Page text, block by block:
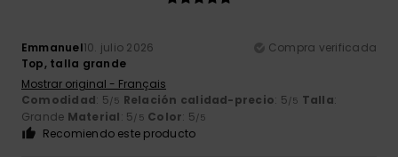
Emmanuel10. julio 2026
Compra verificada
Top, talla grande
Mostrar original - Français
Comodidad: 5/5 Relación calidad-precio: 5/5 Talla:
Grande Material: 5/5 Color: 5/5
Recomiendo este producto